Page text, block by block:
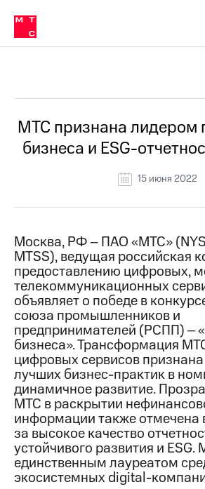
Медиа-центр
и акционерам
Устойчивое развитие
Комплаенс и деловая этика
компании
Карьера
История
компании
Руководство
Контакты
Медиа-центр
Пресс-
релизы
МТС
о технологиях
Достижения
Интервью
Финансовая
отчетность
Контакты
в МТС
Пресс-
релизы
о технологиях
МТС признана лидером
бизнеса и ESG-
15 июня 2022
Москва, РФ – ПАО «МТС»
MTSS), ведущая российская
предоставлению цифровых,
телекоммуникационных
объявляет о победе в
союза промышленников и
предпринимателей (РСПП) ‒
бизнеса». Трансформация
цифровых сервисов
лучших бизнес-практик в
динамичное развитие.
МТС в раскрытии
информации также отмечена
за высокое качество
устойчивого развития и ESG.
единственным лауреатом
экосистемных digital-